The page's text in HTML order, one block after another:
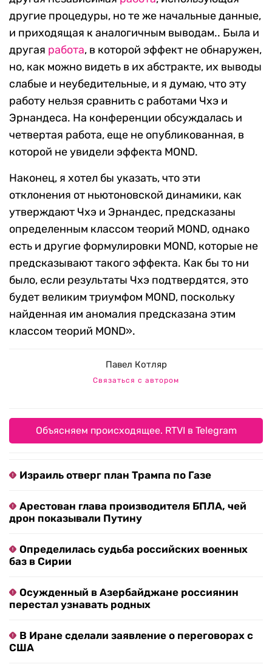
другие процедуры, но те же начальные данные,
и приходящая к аналогичным выводам.. Была и
другая работа, в которой эффект не обнаружен,
но, как можно видеть в их абстракте, их выводы
слабые и неубедительные, и я думаю, что эту
работу нельзя сравнить с работами Чхэ и
Эрнандеса. На конференции обсуждалась и
четвертая работа, еще не опубликованная, в
которой не увидели эффекта MOND.
Наконец, я хотел бы указать, что эти
отклонения от ньютоновской динамики, как
утверждают Чхэ и Эрнандес, предсказаны
определенным классом теорий MOND, однако
есть и другие формулировки MOND, которые не
предсказывают такого эффекта. Как бы то ни
было, если результаты Чхэ подтвердятся, это
будет великим триумфом MOND, поскольку
найденная им аномалия предсказана этим
классом теорий MOND».
Павел Котляр
Связаться с автором
Объясняем происходящее. RTVI в Telegram
Израиль отверг план Трампа по Газе
Арестован глава производителя БПЛА, чей
дрон показывали Путину
Определилась судьба российских военных
баз в Сирии
Осужденный в Азербайджане россиянин
перестал узнавать родных
В Иране сделали заявление о переговорах с
США